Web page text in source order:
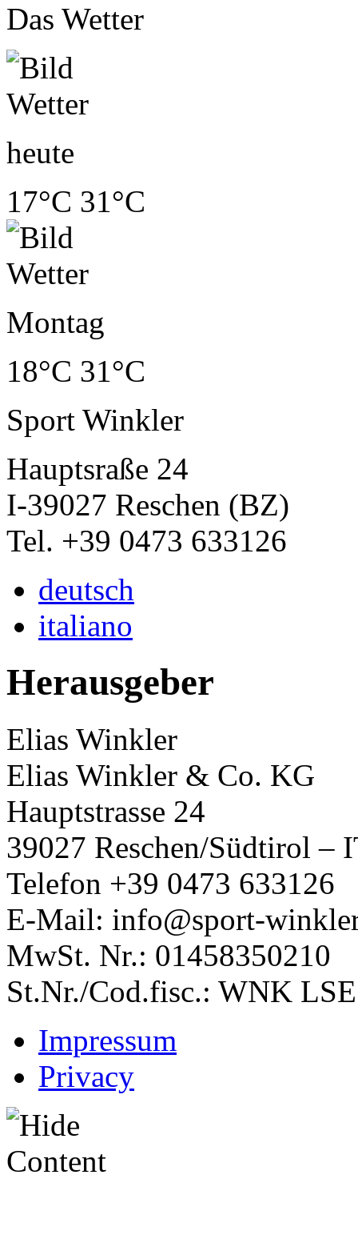
Das Wetter
heute
17°C 31°C
Montag
18°C 31°C
Sport Winkler
Hauptsraße 24
I-39027 Reschen (BZ)
Tel. +39 0473 633126
deutsch
italiano
Herausgeber
Elias Winkler
Elias Winkler & Co. KG
Hauptstrasse 24
39027 Reschen/Südtirol –
Telefon +39 0473 633126
E-Mail: info@sport-
MwSt. Nr.: 01458350210
St.Nr./Cod.fisc.: WNK LSE
Impressum
Privacy